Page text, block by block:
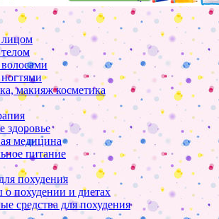
лицом
макияж косметика
здоровье
медицина
питание
похудения
похудении и диетах
средства для похудения